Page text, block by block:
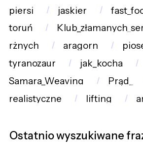
piersi
jaskier
toruń
rżnych
aragorn
tyranozaur
jak_kocha
Samara_Weaving
Prąd_
realistyczne
lifting
Ostatnio wyszukiwane